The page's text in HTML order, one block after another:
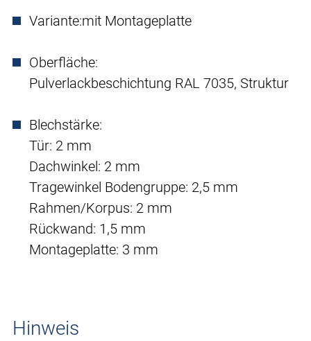
Variante:mit Montageplatte
Oberfläche:
Pulverlackbeschichtung RAL 7035, Struktur
Blechstärke:
Tür: 2 mm
Dachwinkel: 2 mm
Tragewinkel Bodengruppe: 2,5 mm
Rahmen/Korpus: 2 mm
Rückwand: 1,5 mm
Montageplatte: 3 mm
Hinweis